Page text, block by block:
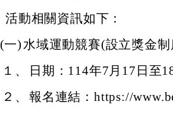
活動相關資訊如下：
(一)水域運動競賽(設立獎金
１、
日期：114年7月17日至
２、 報名連結：https://